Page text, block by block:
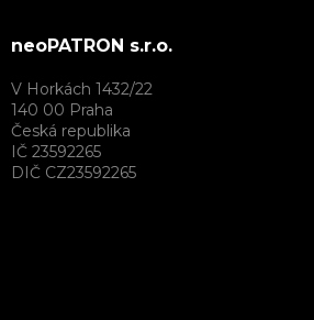
neoPATRON s.r.o.
V Horkách 1432/22
140 00 Praha
Česká republika
IČ 23592265
DIČ CZ23592265